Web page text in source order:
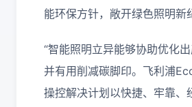
能环保方针，敞开绿色照明新
“智能照明立异能够协助优化出
并有用削减碳脚印。飞利浦
操控解决计划以快捷、牢靠、